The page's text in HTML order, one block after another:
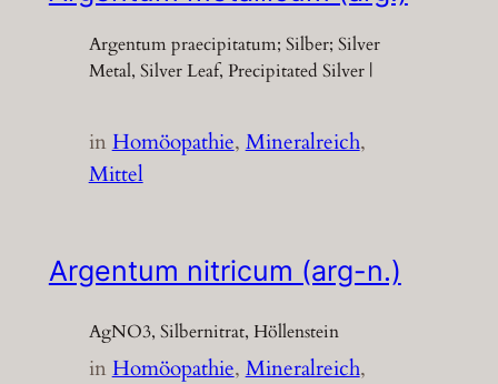
Argentum praecipitatum; Silber; Silver
Metal, Silver Leaf, Precipitated Silver |
inHomöopathie, Mineralreich
Mittel
Argentum nitricum (arg-n.)
AgNO3, Silbernitrat, Höllenstein
inHomöopathie, Mineralreich